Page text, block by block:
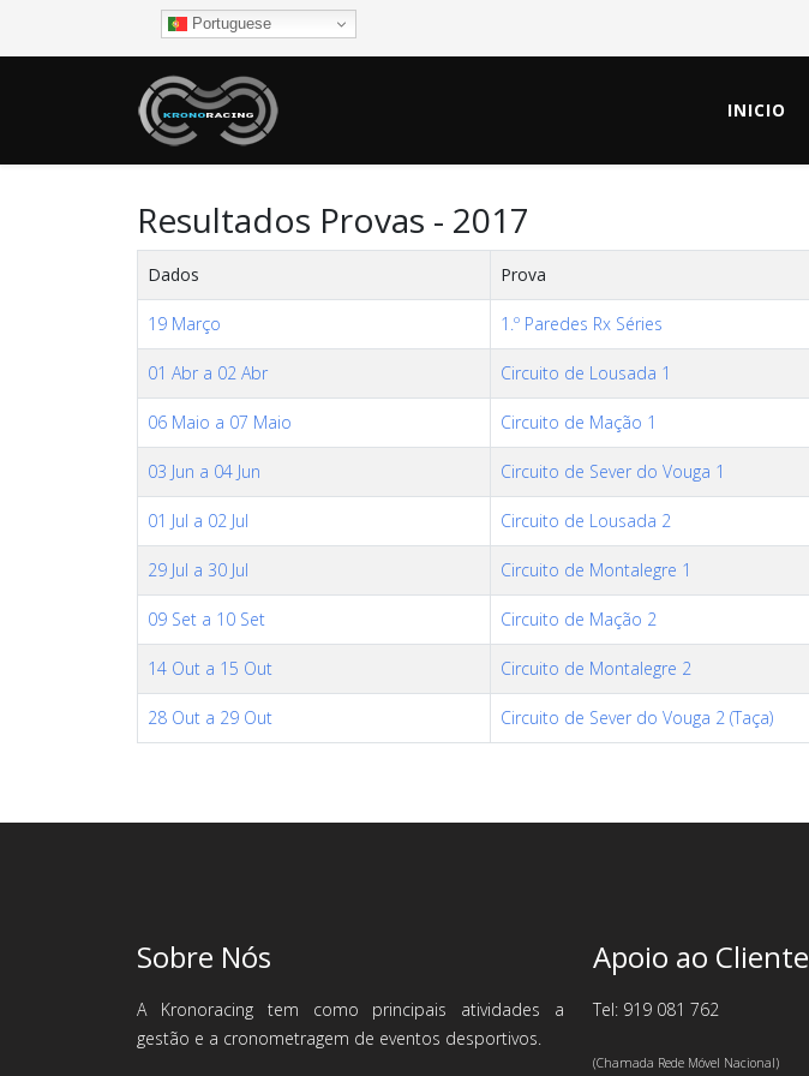
Portuguese
INICIO
Resultados Provas - 2017
Dados Prova
19 Março 1.º Paredes Rx Séries
01 Abr a 02 Abr Circuito de Lousada 1
06 Maio a 07 Maio Circuito de Mação 1
03 Jun a 04 Jun Circuito de Sever do Vouga 1
01 Jul a 02 Jul Circuito de Lousada 2
29 Jul a 30 Jul Circuito de Montalegre 1
09 Set a 10 Set Circuito de Mação 2
14 Out a 15 Out Circuito de Montalegre 2
28 Out a 29 Out Circuito de Sever do Vouga 2 (Taça)
Sobre Nós
A Kronoracing tem como principais atividades a
gestão e a cronometragem de eventos desportivos.
Apoio ao Cliente
Tel: 919 081 762
(Chamada Rede Móvel Nacional)